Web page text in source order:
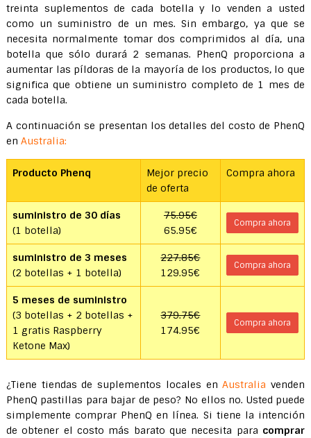
treinta suplementos de cada botella y lo venden a usted
como un suministro de un mes. Sin embargo, ya que se
necesita normalmente tomar dos comprimidos al día, una
botella que sólo durará 2 semanas. PhenQ proporciona a
aumentar las píldoras de la mayoría de los productos, lo que
significa que obtiene un suministro completo de 1 mes de
cada botella.
A continuación se presentan los detalles del costo de PhenQ
en Australia:
Producto Phenq
Mejor precio
de oferta
Compra ahora
suministro de 30 días
(1 botella)
75.95€
65.95€
Compra ahora
suministro de 3 meses
(2 botellas + 1 botella)
227.85€
129.95€
Compra ahora
5 meses de suministro
(3 botellas + 2 botellas +
1 gratis Raspberry
Ketone Max)
379.75€
174.95€
Compra ahora
¿Tiene tiendas de suplementos locales enAustralia venden
PhenQ pastillas para bajar de peso? No ellos no. Usted puede
simplemente comprar PhenQ en línea. Si tiene la intención
de obtener el costo más barato que necesita para comprar